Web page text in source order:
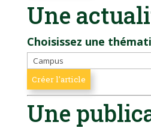
Une
Choisissez une
Une